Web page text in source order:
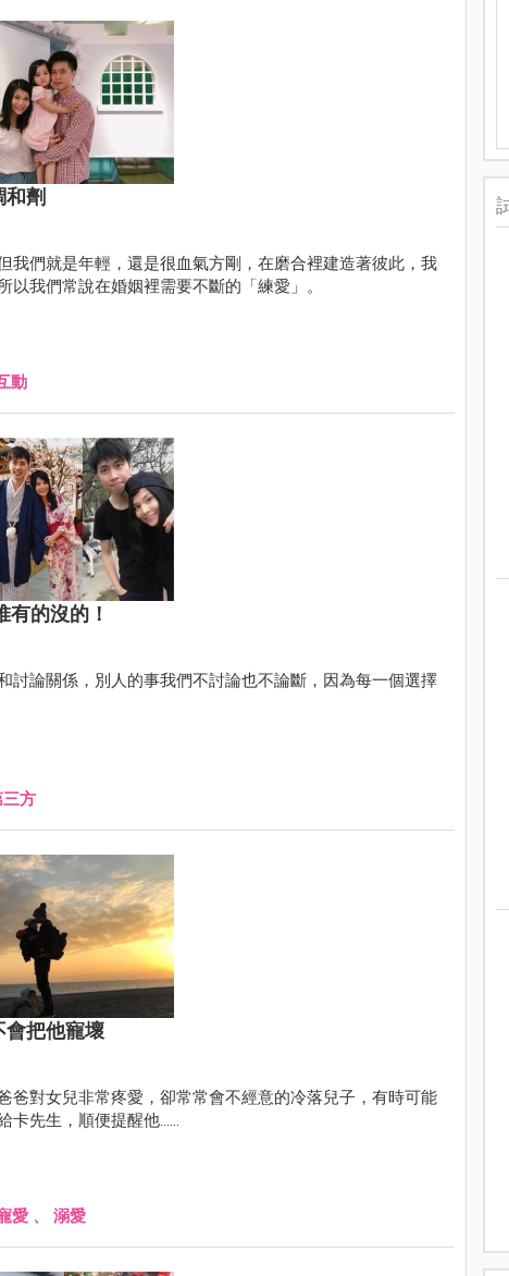
劑
我們就是年輕，還是很血氣方剛，在磨合裡建造著彼此，我
我們常說在婚姻裡需要不斷的「練愛」。
動
的沒的！
討論關係，別人的事我們不討論也不論斷，因為每一個選擇
三方
會把他寵壞
爸對女兒非常疼愛，卻常常會不經意的冷落兒子，有時可能
先生，順便提醒他......
愛 、 溺愛